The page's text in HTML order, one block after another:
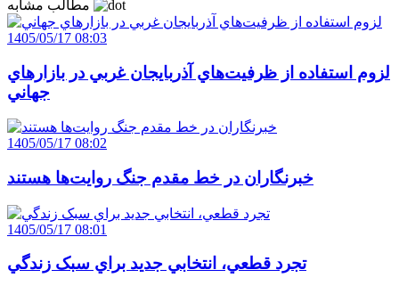
1405/05/17 08:03
لزوم استفاده از ظرفيت‌هاي آذربايجان غربي در بازارهاي
جهاني
1405/05/17 08:02
خبرنگاران در خط مقدم جنگ روايت‌ها هستند
1405/05/17 08:01
تجرد قطعي، انتخابي جديد براي سبک زندگي